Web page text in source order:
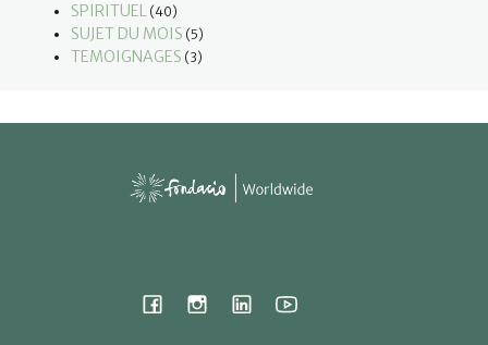
SPIRITUEL (40)
SUJET DU MOIS (5)
TEMOIGNAGES (3)